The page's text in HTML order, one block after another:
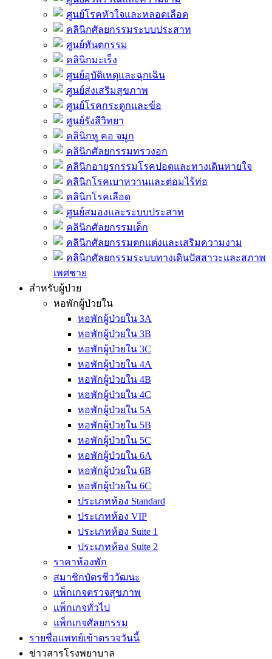
ศูนย์โรคหัวใจและหลอดเลือด
คลินิกศัลยกรรมระบบประสาท
ศูนย์ทันตกรรม
คลินิกมะเร็ง
ศูนย์อุบัติเหตุและฉุกเฉิน
ศูนย์ส่งเสริมสุขภาพ
ศูนย์โรคกระดูกและข้อ
ศูนย์รังสีวิทยา
คลินิกหู คอ จมูก
คลินิกศัลยกรรมทรวงอก
คลินิกอายุรกรรมโรคปอดและทางเดินหายใจ
คลินิกโรคเบาหวานและต่อมไร้ท่อ
คลินิกโรคเลือด
ศูนย์สมองและระบบประสาท
คลินิกศัลยกรรมเด็ก
คลินิกศัลยกรรมตกแต่งและเสริมความงาม
คลินิกศัลยกรรมระบบทางเดินปัสสาวะและสภาพ
เพศชาย
สำหรับผู้ป่วย
หอพักผู้ป่วยใน
หอพักผู้ป่วยใน 3A
หอพักผู้ป่วยใน 3B
หอพักผู้ป่วยใน 3C
หอพักผู้ป่วยใน 4A
หอพักผู้ป่วยใน 4B
หอพักผู้ป่วยใน 4C
หอพักผู้ป่วยใน 5A
หอพักผู้ป่วยใน 5B
หอพักผู้ป่วยใน 5C
หอพักผู้ป่วยใน 6A
หอพักผู้ป่วยใน 6B
หอพักผู้ป่วยใน 6C
ประเภทห้อง Standard
ประเภทห้อง VIP
ประเภทห้อง Suite 1
ประเภทห้อง Suite 2
ราคาห้องพัก
สมาชิกบัตรชีววัฒนะ
แพ็กเกจตรวจสุขภาพ
แพ็กเกจทั่วไป
แพ็กเกจศัลยกรรม
รายชื่อแพทย์เข้าตรวจวันนี้
ข่าวสารโรงพยาบาล